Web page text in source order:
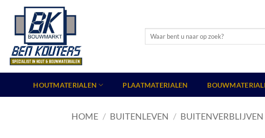
Zoeken
HOUTMATERIALEN PLAATMATERIALEN
HOME / BUITENLEVEN / BUITENVERBLIJVEN